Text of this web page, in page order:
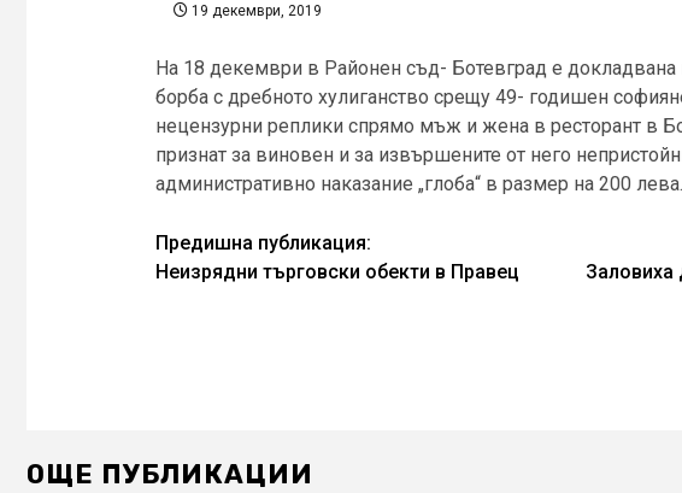
19 декември, 2019
На 18 декември в Районен съд- Ботевград е докладвана
борба с дребното хулиганство срещу 49- годишен
нецензурни реплики спрямо мъж и жена в ресторант в
признат за виновен и за извършените от него
административно наказание „глоба“ в размер на 200 лева.
Continue
Reading
Предишна публикация:
Неизрядни търговски обекти в Правец
Заловиха
ОЩЕ ПУБЛИКАЦИИ